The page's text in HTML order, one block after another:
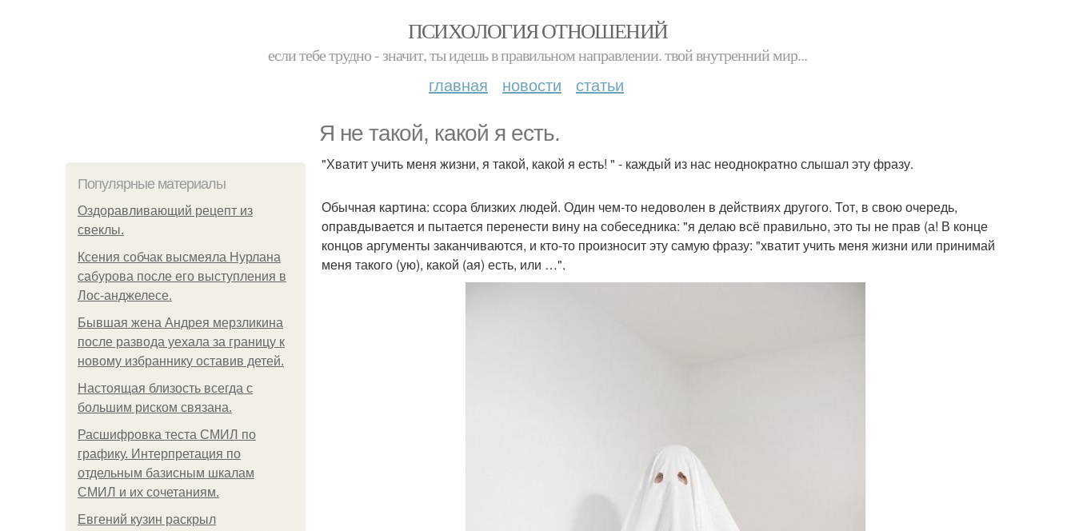
ПСИХОЛОГИЯ ОТНОШЕНИЙ
если тебе трудно - значит, ты идешь в правильном направлении. твой внутренний мир...
главная новости статьи
Я не такой, какой я есть.
Популярные материалы
Оздоравливающий рецепт из
свеклы.
Ксения собчак высмеяла Нурлана
сабурова после его выступления в
Лос-анджелесе.
Бывшая жена Андрея мерзликина
после развода уехала за границу к
новому избраннику оставив детей.
Hacтоящая близость всегда с
большим риском связана.
Расшифровка теста СМИЛ по
графику. Интерпретация по
отдельным базисным шкалам
СМИЛ и их сочетаниям.
Евгений кузин раскрыл
"Хватит учить меня жизни, я такой, какой я есть! " - каждый из нас неоднократно слышал эту фразу.
Обычная картина: ссора близких людей. Один чем-то недоволен в действиях другого. Тот, в свою очередь,
оправдывается и пытается перенести вину на собеседника: "я делаю всё правильно, это ты не прав (а! В конце
концов аргументы заканчиваются, и кто-то произносит эту самую фразу: "хватит учить меня жизни или принимай
меня такого (ую), какой (ая) есть, или …".